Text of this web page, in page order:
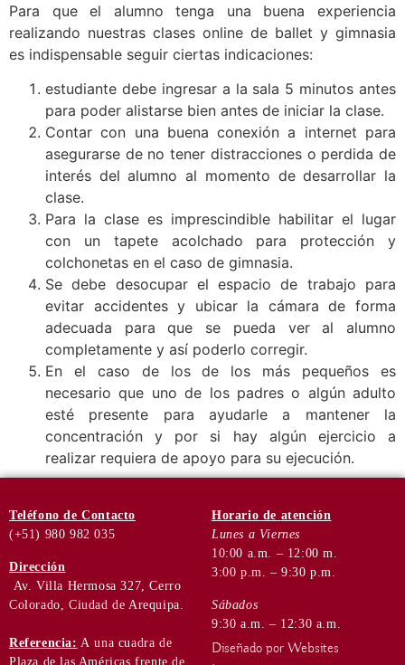
Para que el alumno tenga una buena experiencia
realizando nuestras clases online de ballet y gimnasia
es indispensable seguir ciertas indicaciones:
estudiante debe ingresar a la sala 5 minutos antes
para poder alistarse bien antes de iniciar la clase.
Contar con una buena conexión a internet para
asegurarse de no tener distracciones o perdida de
interés del alumno al momento de desarrollar la
clase.
Para la clase es imprescindible habilitar el lugar
con un tapete acolchado para protección y
colchonetas en el caso de gimnasia.
Se debe desocupar el espacio de trabajo para
evitar accidentes y ubicar la cámara de forma
adecuada para que se pueda ver al alumno
completamente y así poderlo corregir.
En el caso de los de los más pequeños es
necesario que uno de los padres o algún adulto
esté presente para ayudarle a mantener la
concentración y por si hay algún ejercicio a
realizar requiera de apoyo para su ejecución.
Teléfono de Contacto
(+51) 980 982 035
Dirección
Av. Villa Hermosa 327, Cerro
Colorado, Ciudad de Arequipa.
Referencia: A una cuadra de
Plaza de las Américas frente de
Horario de atención
Lunes a Viernes
10:00 a.m. – 12:00 m.
3:00 p.m. – 9:30 p.m.
Sábados
9:30 a.m. – 12:30 a.m.
Diseñado por Websites